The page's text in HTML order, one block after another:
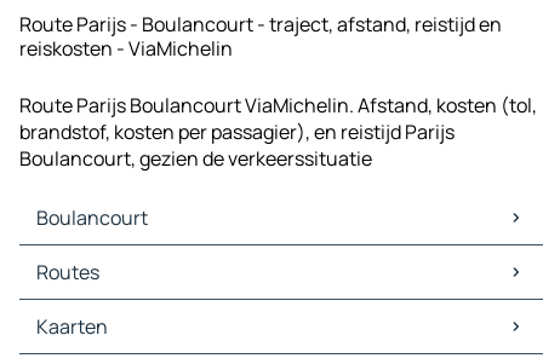
Route Parijs - Boulancourt - traject, afstand, reistijd en
reiskosten - ViaMichelin
Route Parijs Boulancourt ViaMichelin. Afstand, kosten (tol,
brandstof, kosten per passagier), en reistijd Parijs
Boulancourt, gezien de verkeerssituatie
Boulancourt
Boulancourt Kaarten
Boulancourt Verkeer
Boulancourt Hotels
Boulancourt Restaurants
Routes
Routes Boulancourt - Giffaumont-Champaubert
Routes Boulancourt - Saint-Dizier
Kaarten